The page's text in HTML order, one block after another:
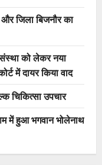
जिला बिजनौर का
को लेकर नया
में दायर किया वाद
चिकित्सा उपचार
में हुआ भगवान भोलेनाथ